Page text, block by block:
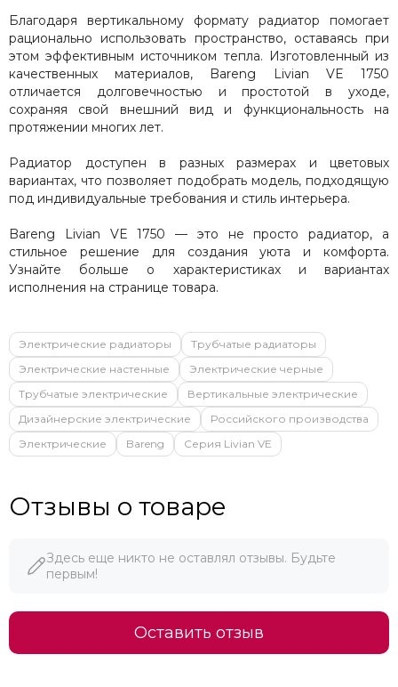
Благодаря вертикальному формату радиатор помогает
рационально использовать пространство, оставаясь при
этом эффективным источником тепла. Изготовленный из
качественных материалов, Bareng Livian VE 1750
отличается долговечностью и простотой в уходе,
сохраняя свой внешний вид и функциональность на
протяжении многих лет.
Радиатор доступен в разных размерах и цветовых
вариантах, что позволяет подобрать модель, подходящую
под индивидуальные требования и стиль интерьера.
Bareng Livian VE 1750 — это не просто радиатор, а
стильное решение для создания уюта и комфорта.
Узнайте больше о характеристиках и вариантах
исполнения на странице товара.
Электрические радиаторы
Трубчатые радиаторы
Электрические настенные
Электрические черные
Трубчатые электрические
Вертикальные электрические
Дизайнерские электрические
Российского производства
Электрические
Bareng Серия Livian VE
Отзывы о товаре
Здесь еще никто не оставлял отзывы. Будьте
первым!
Оставить отзыв